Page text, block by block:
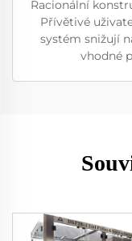
Racionální
Přívětivé
systém snižují
vhodné